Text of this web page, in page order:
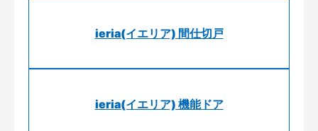
ieria(イエリア) 間仕切戸
ieria(イエリア) 機能ドア